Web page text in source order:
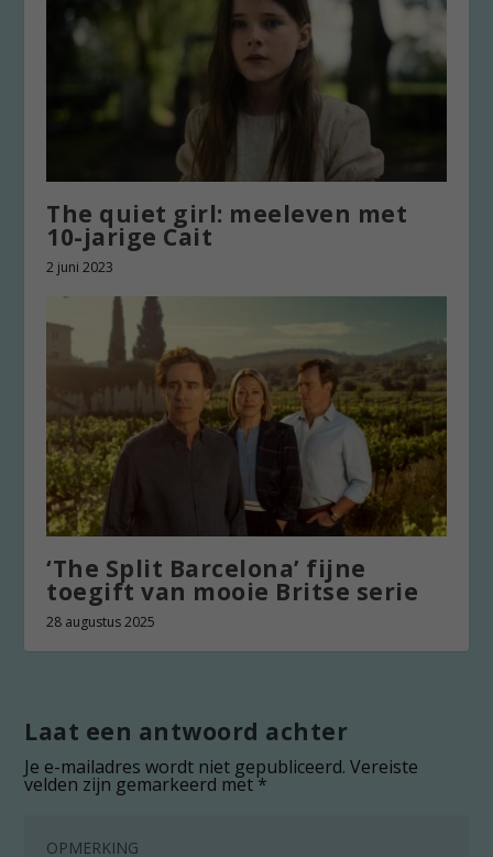
The quiet girl: meeleven met
10-jarige Cait
2 juni 2023
‘The Split Barcelona’ fijne
toegift van mooie Britse serie
28 augustus 2025
Laat een antwoord achter
Je e-mailadres wordt niet gepubliceerd. Vereiste
velden zijn gemarkeerd met*